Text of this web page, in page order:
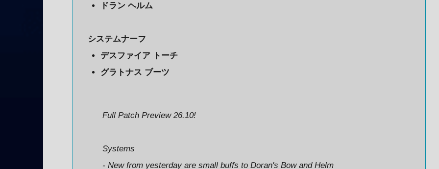
ドラン ヘルム
システムナーフ
デスファイア トーチ
グラトナス ブーツ
Full Patch Preview 26.10!
Systems
- New from yesterday are small buffs to Doran's Bow and Helm